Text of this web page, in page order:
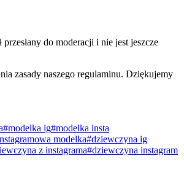
przesłany do moderacji i nie jest jeszcze
zasady naszego regulaminu. Dziękujemy
#modelka ig#modelka insta
modelka#dziewczyna ig
z instagrama#dziewczyna instagram